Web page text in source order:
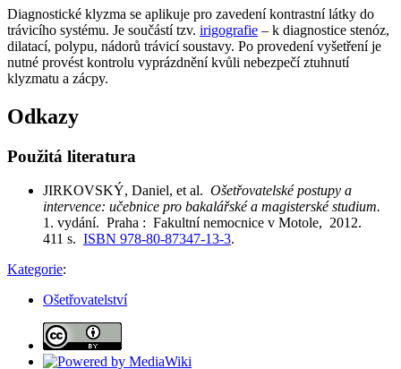
Diagnostické klyzma se aplikuje pro zavedení kontrastní látky do
trávicího systému. Je součástí tzv. irigografie – k diagnostice stenóz,
dilatací, polypu, nádorů trávicí soustavy. Po provedení vyšetření je
nutné provést kontrolu vyprázdnění kvůli nebezpečí ztuhnutí
klyzmatu a zácpy.
Odkazy
Použitá literatura
JIRKOVSKÝ, Daniel, et al. Ošetřovatelské postupy a
intervence: učebnice pro bakalářské a magisterské studium.
1. vydání. Praha : Fakultní nemocnice v Motole, 2012.
411 s. ISBN 978-80-87347-13-3.
Kategorie:
Ošetřovatelství